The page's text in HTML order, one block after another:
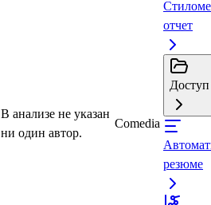
В анализе не указан
ни один автор.
Comedia
отчет
Доступ
резюме